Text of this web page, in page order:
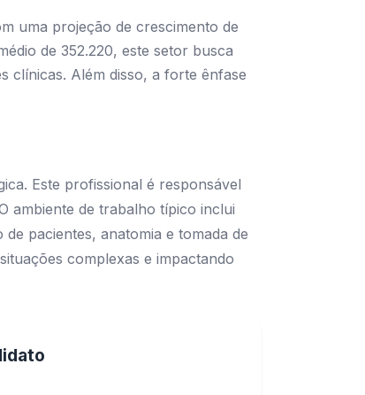
uma projeção de crescimento de
de 352.220, este setor busca
clínicas. Além disso, a forte ênfase
Este profissional é responsável
ambiente de trabalho típico inclui
pacientes, anatomia e tomada de
complexas e impactando